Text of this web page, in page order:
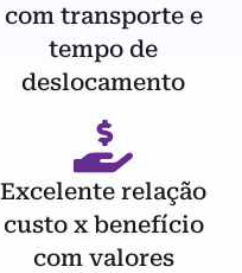
com transporte e
tempo de
deslocamento
Excelente relação
custo x benefício
com valores